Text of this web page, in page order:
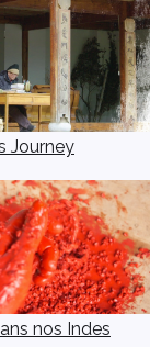
Journey
nos Indes